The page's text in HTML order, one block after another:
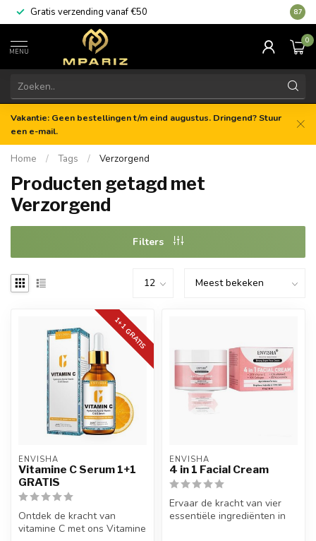
Gratis verzending vanaf €50 8.7
MENU
0
Vakantie: Geen bestellingen t/m eind augustus. Dringend? Stuur
een e-mail.
Home / Tags / Verzorgend
Producten getagd met
Verzorgend
Filters
1+1 GRATIS
ENVISHA
Vitamine C Serum 1+1
GRATIS
Ontdek de kracht van
vitamine C met ons Vitamine
ENVISHA
4 in 1 Facial Cream
Ervaar de kracht van vier
essentiële ingrediënten in